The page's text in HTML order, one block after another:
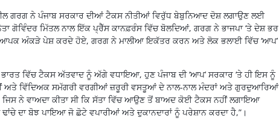
ਗਰਗ ਨੇ ਪੰਜਾਬ ਸਰਕਾਰ ਦੀਆਂ ਟੈਕਸ ਨੀਤੀਆਂ ਵਿਰੁੱਧ ਬੇਬੁਨਿਆਦ ਦੋਸ਼ ਲਗਾਉਣ ਲਈ
ਗੋਵਿੰਦਰ ਮਿੱਤਲ ਨਾਲ ਇੱਕ ਪ੍ਰੈੱਸ ਕਾਨਫ਼ਰੰਸ ਵਿੱਚ ਬੋਲਦਿਆਂ, ਗਰਗ ਨੇ ਭਾਜਪਾ ‘ਤੇ ਦੇਸ਼ ਭਰ
ਅੰਕੜੇ ਪੇਸ਼ ਕਰਦੇ ਹੋਏ, ਗਰਗ ਨੇ ਮਾਲੀਆ ਇਕੱਤਰ ਕਰਨ ਅਤੇ ਲੋਕ ਭਲਾਈ ਵਿੱਚ ‘ਆਪ’
ਵਿੱਚ ਟੈਕਸ ਅੱਤਵਾਦ ਨੂੰ ਅੱਗੇ ਵਧਾਇਆ, ਹੁਣ ਪੰਜਾਬ ਦੀ ‘ਆਪ’ ਸਰਕਾਰ ‘ਤੇ ਹੀ ਇਸ ਨੂੰ
ਅਤੇ ਵਿੱਦਿਅਕ ਸਮੱਗਰੀ ਵਰਗੀਆਂ ਜ਼ਰੂਰੀ ਵਸਤੂਆਂ ਦੇ ਨਾਲ-ਨਾਲ ਮੰਦਰਾਂ ਅਤੇ ਗੁਰਦੁਆਰਿਆਂ
ਜਿਸ ਨੇ ਵਾਅਦਾ ਕੀਤਾ ਸੀ ਕਿ ਸੱਤਾ ਵਿੱਚ ਆਉਣ ਤੋਂ ਬਾਅਦ ਕੋਈ ਟੈਕਸ ਨਹੀਂ ਲਗਾਇਆ
ਦਾ ਬੋਝ ਪਾਇਆ ਜੋ ਛੋਟੇ ਵਪਾਰੀਆਂ ਅਤੇ ਦੁਕਾਨਦਾਰਾਂ ਨੂੰ ਪਰੇਸ਼ਾਨ ਕਰਦਾ ਹੈ,”।